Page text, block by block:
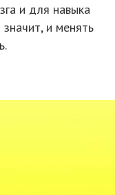
и для навыка
и менять